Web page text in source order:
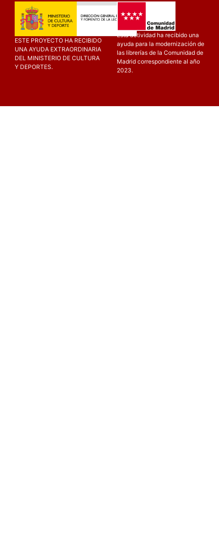
ESTE PROYECTO HA RECIBIDO
UNA AYUDA EXTRAORDINARIA
DEL MINISTERIO DE CULTURA
Y DEPORTES.
Esta actividad ha recibido una
ayuda para la modernización de
las librerías de la Comunidad de
Madrid correspondiente al año
2023.